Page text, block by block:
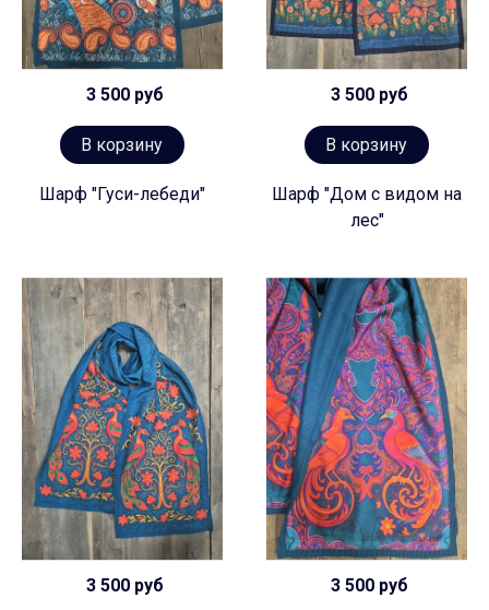
3 500 руб
В корзину
Шарф "Гуси-лебеди"
3 500 руб
В корзину
Шарф "Дом с видом на
лес"
3 500 руб 3 500 руб